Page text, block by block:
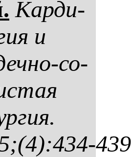
Кар­ди­
и
со­
439